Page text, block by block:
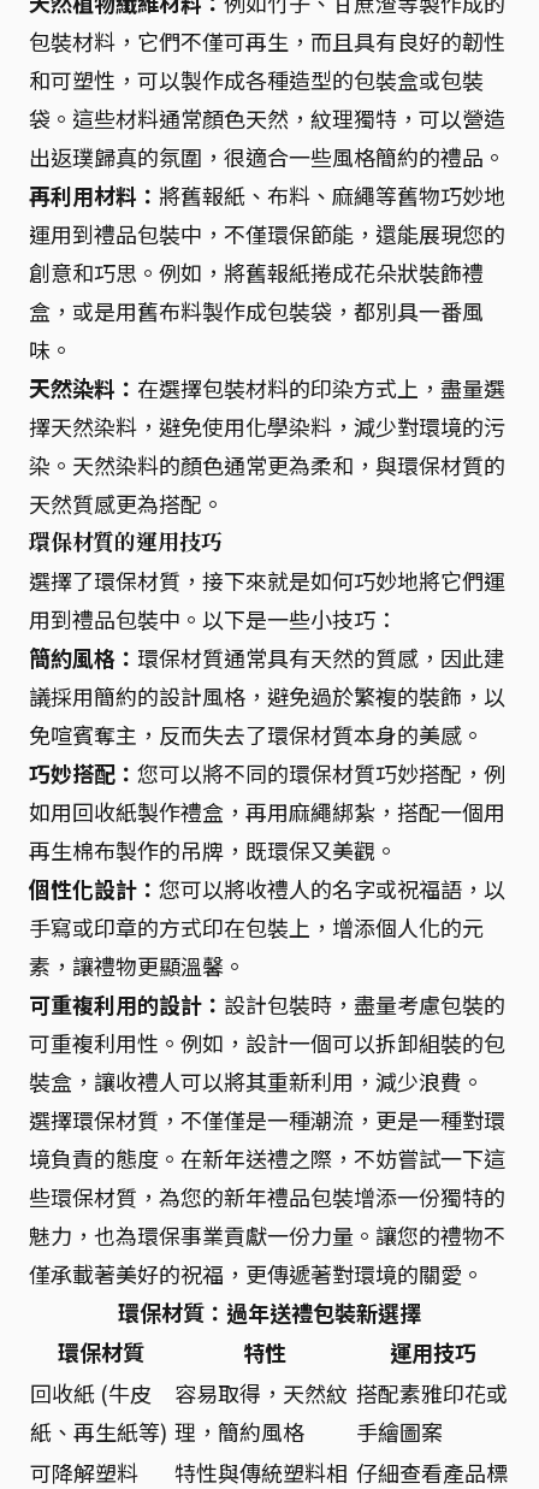
包裝材料，它們不僅可再生，而且具有良好的韌性
和可塑性，可以製作成各種造型的包裝盒或包裝
袋。這些材料通常顏色天然，紋理獨特，可以營造
出返璞歸真的氛圍，很適合一些風格簡約的禮品。
再利用材料： 將舊報紙、布料、麻繩等舊物巧妙地
運用到禮品包裝中，不僅環保節能，還能展現您的
創意和巧思。例如，將舊報紙捲成花朵狀裝飾禮
盒，或是用舊布料製作成包裝袋，都別具一番風
味。
天然染料： 在選擇包裝材料的印染方式上，盡量選
擇天然染料，避免使用化學染料，減少對環境的污
染。天然染料的顏色通常更為柔和，與環保材質的
天然質感更為搭配。
環保材質的運用技巧
選擇了環保材質，接下來就是如何巧妙地將它們運
用到禮品包裝中。以下是一些小技巧：
簡約風格： 環保材質通常具有天然的質感，因此建
議採用簡約的設計風格，避免過於繁複的裝飾，以
免喧賓奪主，反而失去了環保材質本身的美感。
巧妙搭配： 您可以將不同的環保材質巧妙搭配，例
如用回收紙製作禮盒，再用麻繩綁紮，搭配一個用
再生棉布製作的吊牌，既環保又美觀。
個性化設計： 您可以將收禮人的名字或祝福語，以
手寫或印章的方式印在包裝上，增添個人化的元
素，讓禮物更顯溫馨。
可重複利用的設計： 設計包裝時，盡量考慮包裝的
可重複利用性。例如，設計一個可以拆卸組裝的包
裝盒，讓收禮人可以將其重新利用，減少浪費。
選擇環保材質，不僅僅是一種潮流，更是一種對環
境負責的態度。在新年送禮之際，不妨嘗試一下這
些環保材質，為您的新年禮品包裝增添一份獨特的
魅力，也為環保事業貢獻一份力量。讓您的禮物不
僅承載著美好的祝福，更傳遞著對環境的關愛。
環保材質：過年送禮包裝新選擇
環保材質
特性
運用技巧
回收紙 (牛皮
紙、再生紙等)
容易取得，天然紋
理，簡約風格
搭配素雅印花或
手繪圖案
可降解塑料
特性與傳統塑料相 仔細查看產品標